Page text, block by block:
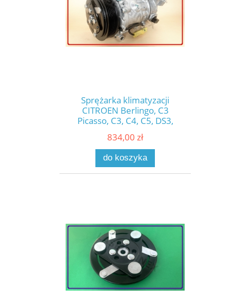
Sprężarka klimatyzacji
CITROEN Berlingo, C3
Picasso, C3, C4, C5, DS3,
508, 2008, 5008, Partner,
nowy kompresor zamiennik
SANDEN SD6C12, nowe
sprężarki klimatyzacji
834,00 zł
do koszyka